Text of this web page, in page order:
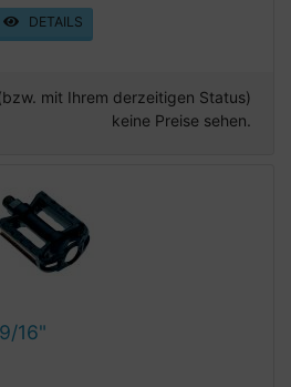
DETAILS
mit Ihrem derzeitigen Status)
keine Preise sehen.
16"